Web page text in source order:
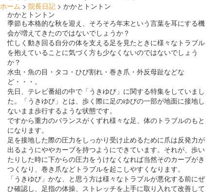
ホーム > 院長日記 > かかとトントン
かかとトントン
季節も本格的な秋を迎え、そろそろ年末という言葉を耳にする機
会が増えてきたのではないでしょうか？
忙しく動き回る自分の体を支える足を見たときに様々なトラブル
を抱えていることに気づく方も少なくないのではないでしょう
か？
水虫・魚の目・タコ・ひび割れ・巻き爪・外反母趾などな
ど・・・。
先日、テレビ番組の中で「うきゆび」に関する特集をしていまし
た。「うきゆび」とは、歩く際に足のゆびの一部が地面に接地し
ないまま歩行するような状態です。
ですから重力のバランスがくずれ様々な足、体のトラブルのもと
になります。
足を接地した際の圧力をしっかり受け止めるために爪は反発力が
出るようにややカーブを持つようにできています。それが、歩い
たりした時に下からの圧力をうけなくなれば当然そのカーブがき
つくなり、巻き爪などトラブルを起こしやすくなります。
「うきゆび」かな、と思う方は様々なトラブルが悪化する前にぜ
ひ確認し、足指の体操、ストレッチを上手に取り入れて改善して